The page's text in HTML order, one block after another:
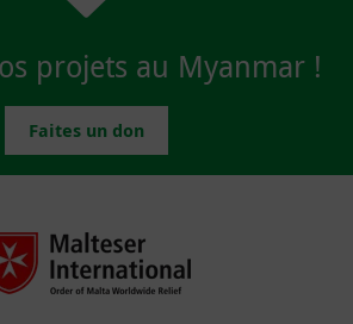
projets au Myanmar !
Faites un don